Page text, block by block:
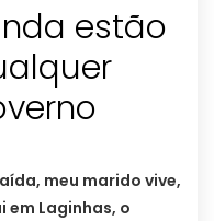
estão
meu marido vive,
em Laginhas, o